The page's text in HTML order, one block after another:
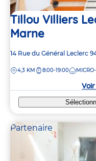
Tillou Villiers
Marne
Adresse
la
14 Rue du Général Leclerc
DISTANCE
4,3 KM 8:00-19:00
Partenaire